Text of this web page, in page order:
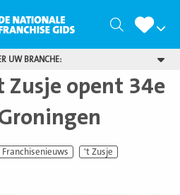
Zoeken
UW BRANCHE:
Zusje opent 34e
Franchisenieuws 't Zusje